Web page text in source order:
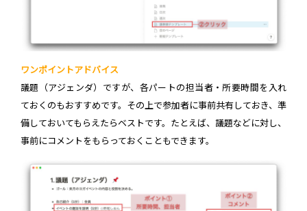
ワンポイントアドバイス
議題（アジェンダ）ですが、各パートの担当者・所要時間を入れ
ておくのもおすすめです。その上で参加者に事前共有しておき、準
備しておいてもらえたらベストです。たとえば、議題などに対し、
事前にコメントをもらっておくこともできます。